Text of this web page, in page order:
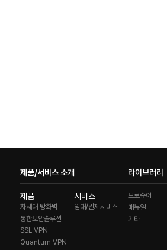
제품/서비스 소개
제품
차세대 방화벽
통합보안솔루션
SSL VPN
Quantum VPN
서비스
임대/관제서비스
라이브러리
브로슈어
매뉴얼
기타